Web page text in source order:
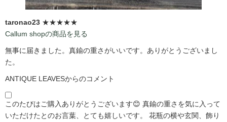
taronao23 ★★★★★
Callum shopの商品を見る
無事に届きました。真鍮の重さがいいです。ありがとうございまし
た。
ANTIQUE LEAVESからのコメント
このたびはご購入ありがとうございます😊 真鍮の重さを気に入って
いただけたとのお言葉、とても嬉しいです。 花瓶の横や玄関、飾り